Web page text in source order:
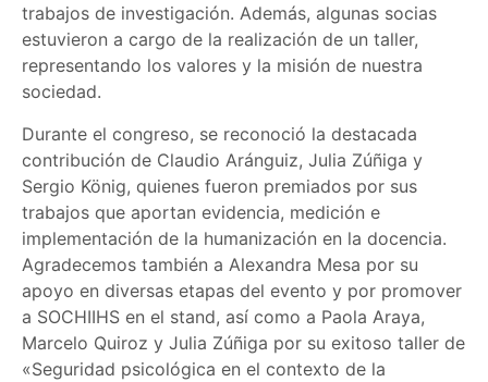
trabajos de investigación. Además, algunas socias
estuvieron a cargo de la realización de un taller,
representando los valores y la misión de nuestra
sociedad.
Durante el congreso, se reconoció la destacada
contribución de Claudio Aránguiz, Julia Zúñiga y
Sergio König, quienes fueron premiados por sus
trabajos que aportan evidencia, medición e
implementación de la humanización en la docencia.
Agradecemos también a Alexandra Mesa por su
apoyo en diversas etapas del evento y por promover
a SOCHIIHS en el stand, así como a Paola Araya,
Marcelo Quiroz y Julia Zúñiga por su exitoso taller de
«Seguridad psicológica en el contexto de la